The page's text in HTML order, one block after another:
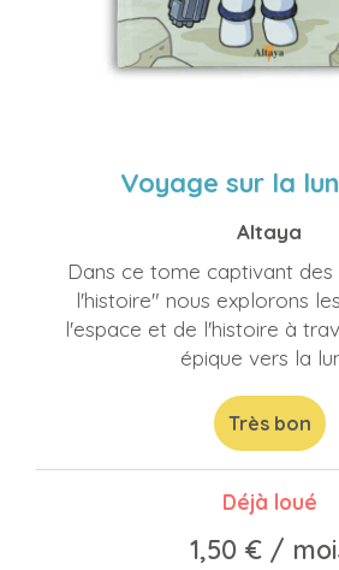
Voyage sur la
Altaya
Dans ce tome captivant des
l'histoire" nous explorons
l'espace et de l'histoire à
épique vers la
Très bon
Déjà loué
1,50 €/